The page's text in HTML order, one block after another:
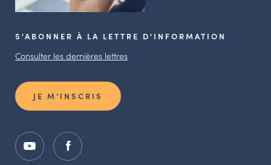
S'ABONNER À LA LETTRE D'INFORMATION
Consulter les dernières lettres
JE M’INSCRIS